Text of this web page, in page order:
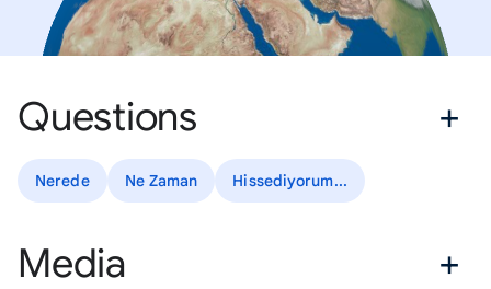
Questions
Nerede Ne Zaman Hissediyorum...
Media